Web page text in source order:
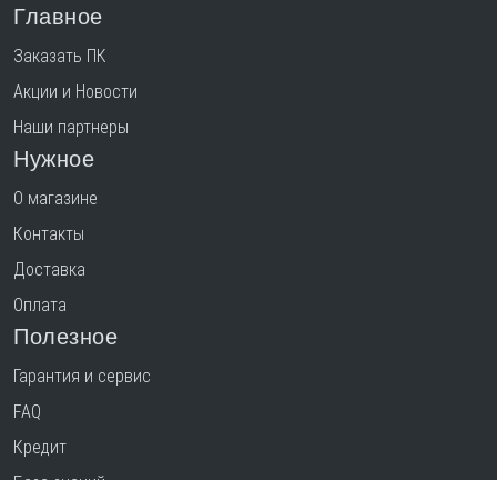
Главное
Заказать ПК
Акции и Новости
Наши партнеры
Нужное
О магазине
Контакты
Доставка
Оплата
Полезное
Гарантия и сервис
FAQ
Кредит